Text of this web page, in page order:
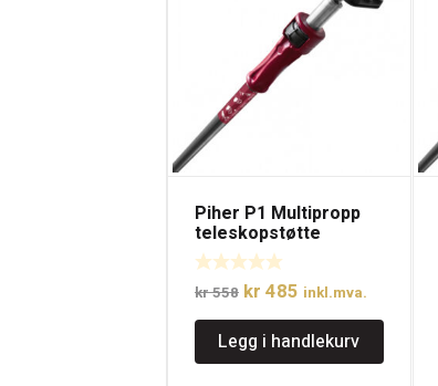
Piher P1 Multipropp
teleskopstøtte
kr558 Opprinnelig
pris
var:
kr 558.
kr 485 Nåværende
pris
er:
kr 485.
inkl.mva.
Legg i handlekurv